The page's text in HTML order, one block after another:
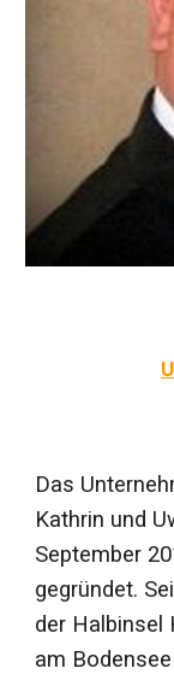
Das
Kathrin und
September
gegründet.
der Halbinsel
am